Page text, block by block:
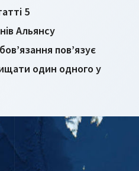
5
Альянсу
пов’язує
один одного у